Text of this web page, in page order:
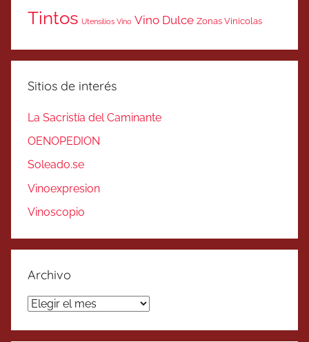
Tintos Utensilios Vino Vino Dulce Zonas Vinicolas
Sitios de interés
La Sacristía del Caminante
OENOPEDION
Soleado.se
Vinoexpresion
Vinoscopio
Archivo
Archivo